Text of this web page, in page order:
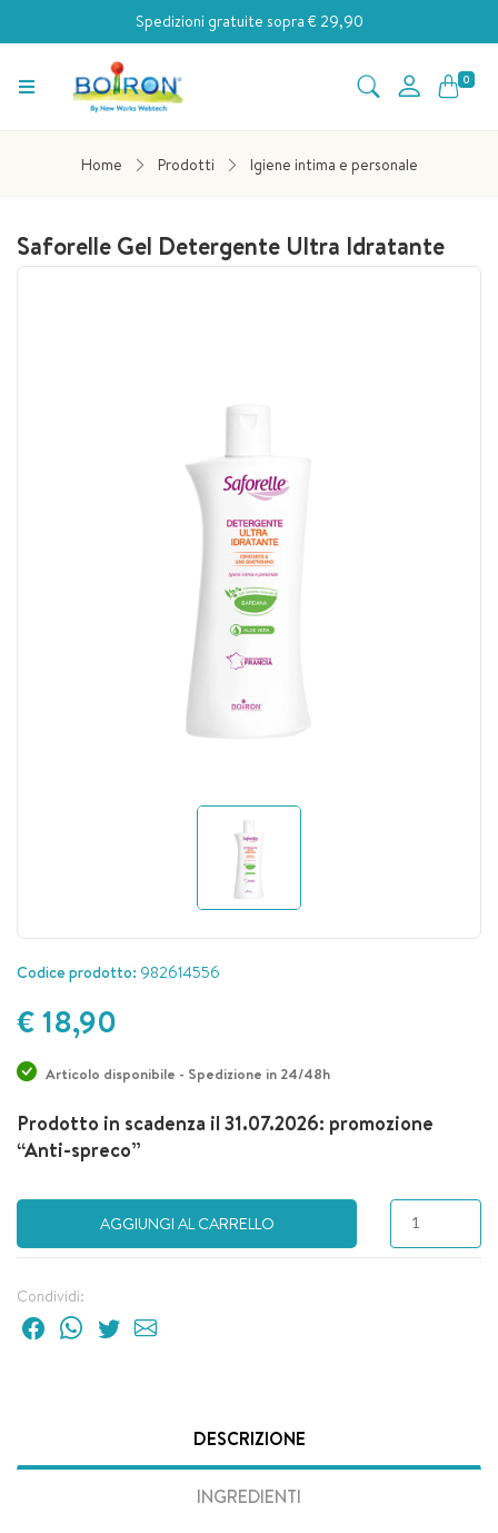
Spedizioni gratuite sopra € 29,90
0
Home Prodotti Igiene intima e personale
Saforelle Gel Detergente Ultra Idratante
Codice prodotto: 982614556
€ 18,90
Articolo disponibile - Spedizione in 24/48h
Prodotto in scadenza il 31.07.2026: promozione
“Anti-spreco”
AGGIUNGI AL CARRELLO
Condividi:
DESCRIZIONE
INGREDIENTI